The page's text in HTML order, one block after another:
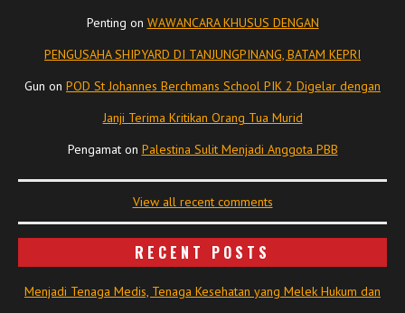
Penting on WAWANCARA KHUSUS DENGAN
PENGUSAHA SHIPYARD DI TANJUNGPINANG, BATAM KEPRI
Gun on POD St Johannes Berchmans School PIK 2 Digelar dengan
Janji Terima Kritikan Orang Tua Murid
Pengamaton Palestina Sulit Menjadi Anggota PBB
View all recent comments
RECENT POSTS
Menjadi Tenaga Medis, Tenaga Kesehatan yang Melek Hukum dan